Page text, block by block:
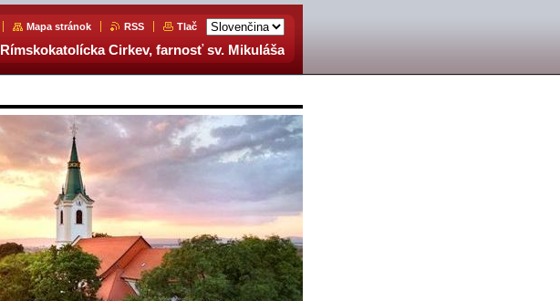
Mapa stránok RSS Tlač
Rímskokatolícka Cirkev, farnosť sv. Mikuláša